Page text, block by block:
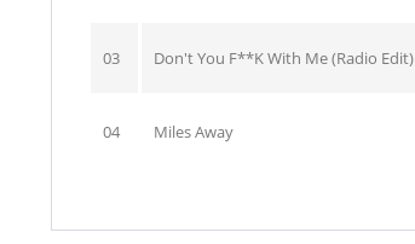
03 Don't You F**K With Me (Radio Edit)
04 Miles Away